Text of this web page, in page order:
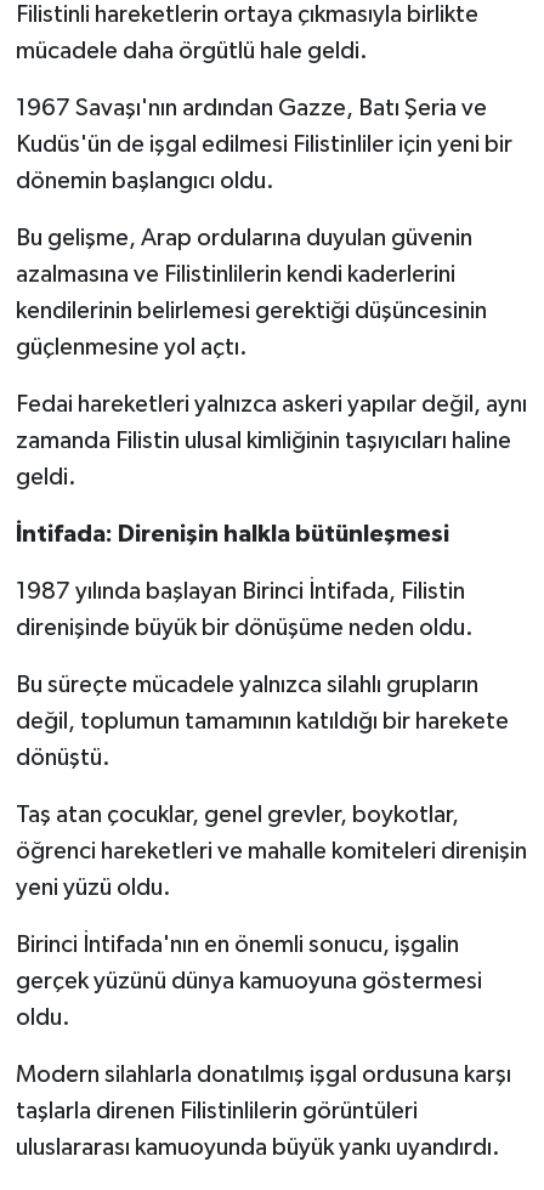
Filistinli hareketlerin ortaya çıkmasıyla birlikte
mücadele daha örgütlü hale geldi.
1967 Savaşı'nın ardından Gazze, Batı Şeria ve
Kudüs'ün de işgal edilmesi Filistinliler için yeni bir
dönemin başlangıcı oldu.
Bu gelişme, Arap ordularına duyulan güvenin
azalmasına ve Filistinlilerin kendi kaderlerini
kendilerinin belirlemesi gerektiği düşüncesinin
güçlenmesine yol açtı.
Fedai hareketleri yalnızca askeri yapılar değil, aynı
zamanda Filistin ulusal kimliğinin taşıyıcıları haline
geldi.
İntifada: Direnişin halkla bütünleşmesi
1987 yılında başlayan Birinci İntifada, Filistin
direnişinde büyük bir dönüşüme neden oldu.
Bu süreçte mücadele yalnızca silahlı grupların
değil, toplumun tamamının katıldığı bir harekete
dönüştü.
Taş atan çocuklar, genel grevler, boykotlar,
öğrenci hareketleri ve mahalle komiteleri direnişin
yeni yüzü oldu.
Birinci İntifada'nın en önemli sonucu, işgalin
gerçek yüzünü dünya kamuoyuna göstermesi
oldu.
Modern silahlarla donatılmış işgal ordusuna karşı
taşlarla direnen Filistinlilerin görüntüleri
uluslararası kamuoyunda büyük yankı uyandırdı.